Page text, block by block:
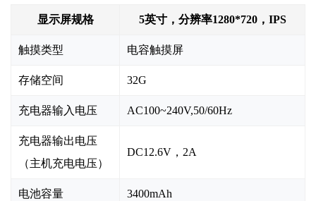
显示屏规格 5英寸，分辨率1280*720，IPS
触摸类型 电容触摸屏
存储空间 32G
充电器输入电压 AC100~240V,50/60Hz
充电器输出电压
（主机充电电压）
DC12.6V，2A
电池容量 3400mAh